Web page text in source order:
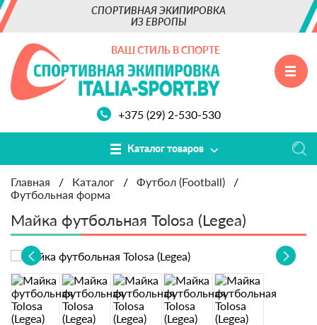
СПОРТИВНАЯ ЭКИПИРОВКА
ИЗ ЕВРОПЫ
ВАШ СТИЛЬ В СПОРТЕ
+375 (29) 2-530-530
Каталог товаров
Главная / Каталог / Футбол (Football)
/
Футбольная форма
Майка футбольная Tolosa (Legea)